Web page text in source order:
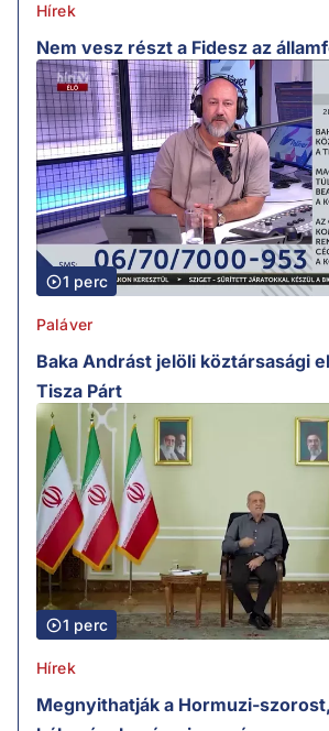
Hírek
Nem vesz részt a Fidesz az
1 perc
Paláver
Baka Andrást jelöli köztársasági
Tisza Párt
1 perc
Hírek
Megnyithatják a Hormuzi-